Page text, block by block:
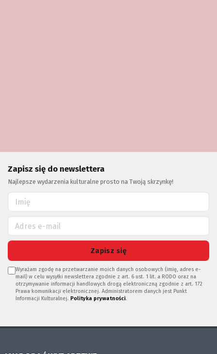
Zapisz się do newslettera
Najlepsze wydarzenia kulturalne prosto na Twoją skrzynkę!
Zapisz się
Wyrażam zgodę na przetwarzanie moich danych osobowych (imię, adres e-
mail) w celu wysyłki newslettera zgodnie z art. 6 ust. 1 lit. a RODO oraz na
otrzymywanie informacji handlowych drogą elektroniczną zgodnie z art. 172
Prawa komunikacji elektronicznej. Administratorem danych jest Punkt
Informacji Kulturalnej. Polityka prywatności.